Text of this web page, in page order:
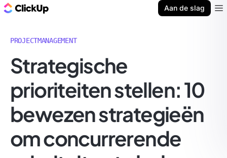
Aan de slag
PROJECTMANAGEMENT
Strategische
prioriteiten stellen: 10
bewezen strategieën
om concurrerende